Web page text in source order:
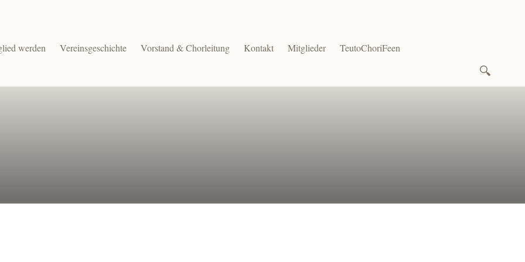
werden Vereinsgeschichte Vorstand & Chorleitung Kontakt Mitglieder
TeutoChoriFeen
nach: